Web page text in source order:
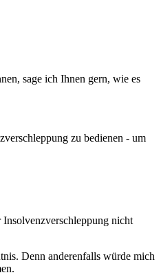
sage ich Ihnen gern, wie es
zu bedienen - um
nicht
Denn anderenfalls würde mich